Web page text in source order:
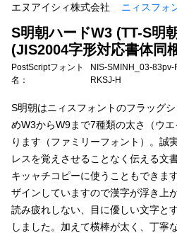
カート
マイページ
お気に入り
ご利用ガイド
よくあるご質問
宋朝体
教科書体
草書体
江戸文字
すべてを
太さ・ウェイト
エヌアイシィ株式会社 ニィスフォ
S明朝ハードW3 (TT-S明
(JIS2004字形対応書体同
PostScriptフォント
名：
NIS-SMINH_03-
RKSJ-H
S明朝はニィスフォントのフラッグ
めW3からW9まで7種類の太さ（ウ
ります（ファミリーフォント）。誠
レスを覚えさせることなく伝える文
キッャチコピーに使うこともできま
ザインしていますので漢字が浮き上
読み疲れしない、目に優しい文字と
しました。加えて横棒が太く、丁寧